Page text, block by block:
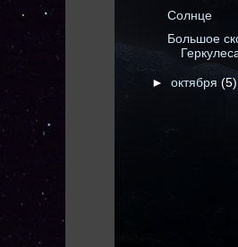
Солнце
Большое
►октября(5)